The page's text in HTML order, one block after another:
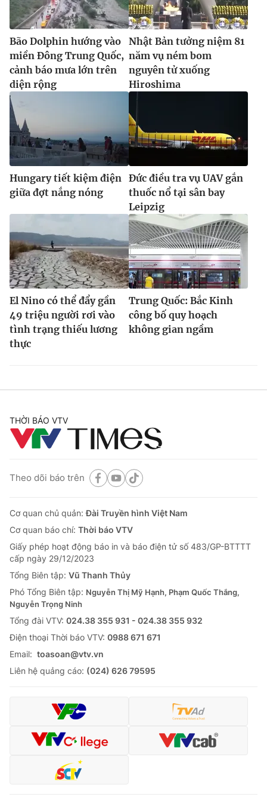
Bão Dolphin hướng vào
miền Đông Trung Quốc,
cảnh báo mưa lớn trên
diện rộng
Nhật Bản tưởng niệm 81
năm vụ ném bom
nguyên tử xuống
Hiroshima
Hungary tiết kiệm điện
giữa đợt nắng nóng
Đức điều tra vụ UAV gắn
thuốc nổ tại sân bay
Leipzig
El Nino có thể đẩy gần
49 triệu người rơi vào
tình trạng thiếu lương
thực
Trung Quốc: Bắc Kinh
công bố quy hoạch
không gian ngầm
THỜI BÁO VTV
Theo dõi báo trên
Cơ quan chủ quản:Đài Truyền hình Việt Nam
Cơ quan báo chí: Thời báo VTV
Giấy phép hoạt động báo in và báo điện tử số 483/GP-BTTTT
cấp ngày 29/12/2023
Tổng Biên tập: Vũ Thanh Thủy
Phó Tổng Biên tập: Nguyễn Thị Mỹ Hạnh, Phạm Quốc Thắng,
Nguyễn Trọng Ninh
Tổng đài VTV: 024.38 355 931 - 024.38 355 932
Ðiện thoại Thời báo VTV: 0988 671 671
Email: toasoan@vtv.vn
Liên hệ quảng cáo: (024) 626 79595